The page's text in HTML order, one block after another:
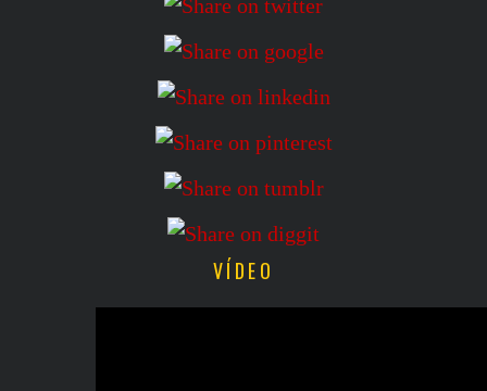
VÍDEO